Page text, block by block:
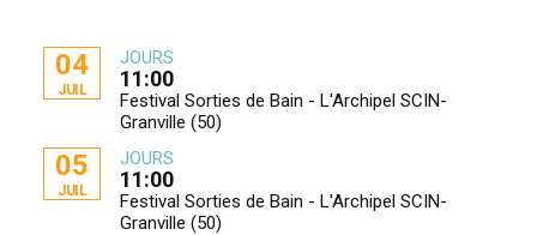
04
JUIL
JOURS
11:00
Festival Sorties de Bain - L'Archipel SCIN-
Granville (50)
05
JUIL
JOURS
11:00
Festival Sorties de Bain - L'Archipel SCIN-
Granville (50)